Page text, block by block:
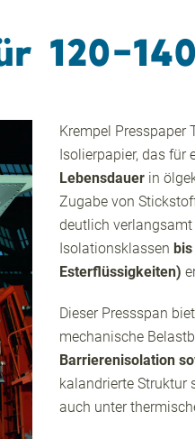
120-
Krempel Presspaper
Isolierpapier, das für
Lebensdauer in
Zugabe von
deutlich
Isolationsklassen bis
Esterflüssigkeiten)
Dieser Pressspan
mechanische
Barrierenisolation
kalandrierte Struktur
auch unter